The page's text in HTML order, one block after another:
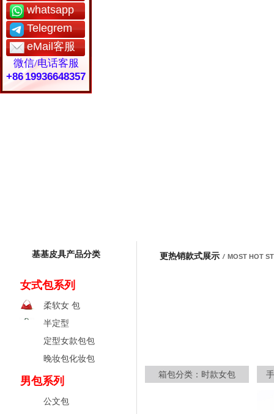
基基皮具产品分类
女式包系列
柔软女 包
半定型
定型女款包包
晚妆包化妆包
男包系列
公文包
更热销款式展示 / MOST HOT
箱包分类：时款女包
whatsapp
Telegrem
eMail客服
微信/电话客服
+86 19936648357